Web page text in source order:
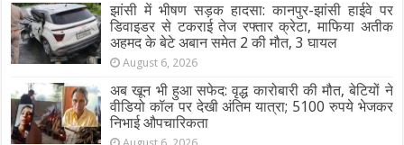
झांसी में भीषण सड़क हादसा: कानपुर-झांसी हाईवे पर
डिवाइडर से टकराई तेज रफ्तार क्रेटा, माफिया अतीक
अहमद के बेटे अबान समेत 2 की मौत, 3 घायल
August 6, 2026
अब खून भी हुआ सफेद: वृद्ध कारोबारी की मौत, बेटियों ने
वीडियो कॉल पर देखी अंतिम यात्रा; 5100 रुपये भेजकर
निभाई औपचारिकता